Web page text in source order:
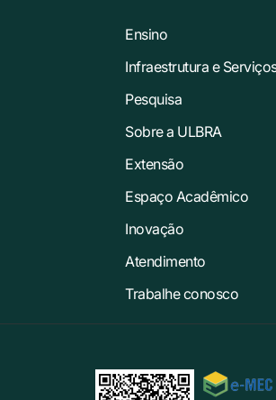
Ensino
Infraestrutura e
Pesquisa
Sobre a ULBRA
Extensão
Espaço Acadêmico
Inovação
Atendimento
Trabalhe conosco